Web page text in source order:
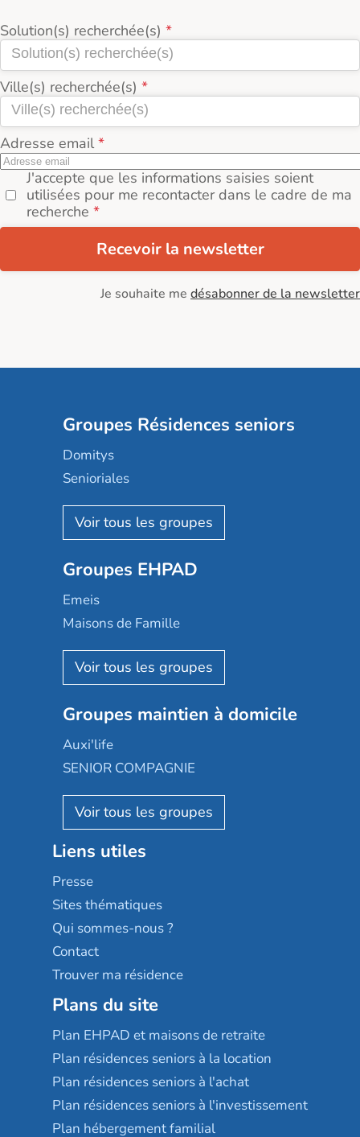
Solution(s) recherchée(s)
Ville(s) recherchée(s)
Adresse email
J'accepte que les informations saisies soient
utilisées pour me recontacter dans le cadre de ma
recherche
Recevoir la newsletter
Je souhaite me désabonner de la newsletter
Groupes Résidences seniors
Domitys
Senioriales
Nohée
Les Résidentiels
Mobicap
Domusvi
Happy Senior
Aquarelia
Nexity edenea
Les jardins d'Arcadie
Occitalia
Appartseniors
Reseda
Stella management
Les villages d'or
Sérénys
Résidences services Villa Médicis
Groupes EHPAD
Emeis
Maisons de Famille
Korian
Emera
Groupe SOS
Le Noble Âge
Almage
Résidalya
Groupe aplus
Groupes maintien à domicile
Auxi'life
SENIOR COMPAGNIE
AGE D'OR Services
Liens utiles
Presse
Sites thématiques
Qui sommes-nous ?
Contact
Trouver ma résidence
Plans du site
Plan EHPAD et maisons de retraite
Plan résidences seniors à la location
Plan résidences seniors à l'achat
Plan résidences seniors à l'investissement
Plan hébergement familial